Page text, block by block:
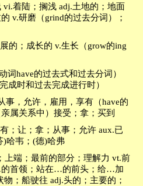
着陆；搁浅 adj.土地的；地面
v.研磨（grind的过去分词）；
的；成长的 v.生长（grow的ing
词have的过去式和过去分词）
成时和过去完成进行时）
事，允许，雇用，享有（have的
属关系中）接受；拿；买到
；让；拿；从事；允许 aux.已
)哈韦；(德)哈弗
上端；最前的部分；理解力 vt.前
首领；站在…的前头；给…加
；船驶往 adj.头的；主要的；